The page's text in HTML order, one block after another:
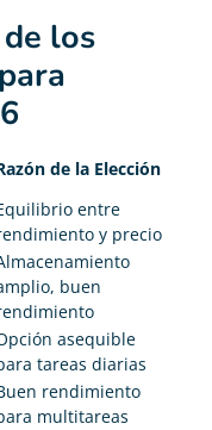
los
de la Elección
entre
y precio
buen
asequible
tareas diarias
rendimiento
multitareas